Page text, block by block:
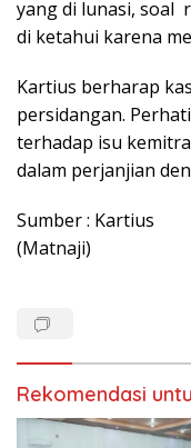
yang di lunasi, soal
di ketahui karena
Kartius berharap
persidangan.
terhadap isu
dalam perjanjian
Sumber : Kartius
(Matnaji)
Rekomendasi